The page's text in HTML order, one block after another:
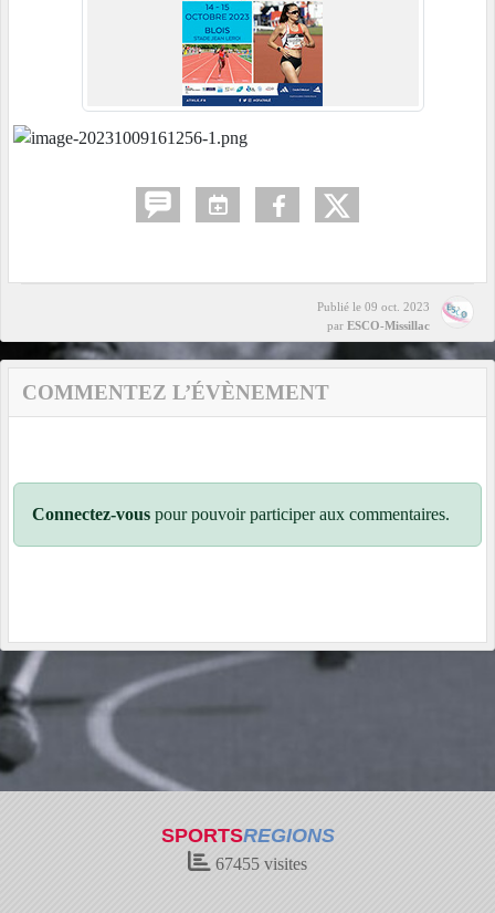
Publié le 09 oct. 2023
par ESCO-Missillac
COMMENTEZ L’ÉVÈNEMENT
Connectez-vous pour pouvoir participer aux commentaires.
SPORTSREGIONS
67455 visites